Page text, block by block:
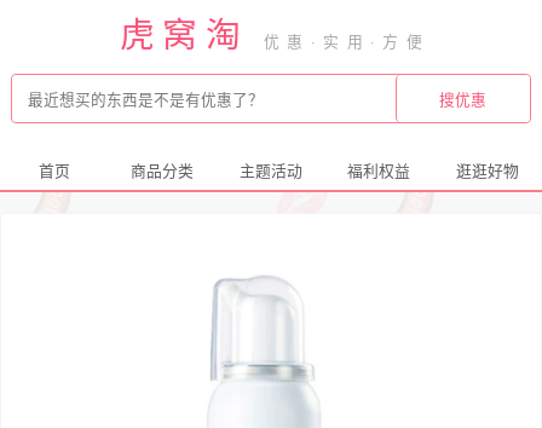
虎窝淘
首页 商品分类 主题活动 福利权益 逛逛好物